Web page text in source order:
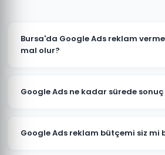
Bursa'da Google Ads reklam
mal olur?
hedef kitlenize göre değişir.
Google Ads ne kadar sürede
tıklamaları ve dönüşümleri
Google Ads reklam bütçemi siz mi